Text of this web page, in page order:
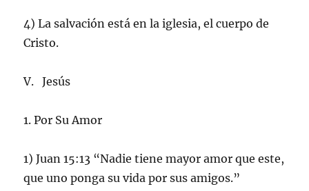
4) La salvación está en la iglesia, el cuerpo de
Cristo.
V. Jesús
1. Por Su Amor
1) Juan 15:13 “Nadie tiene mayor amor que este,
que uno ponga su vida por sus amigos.”